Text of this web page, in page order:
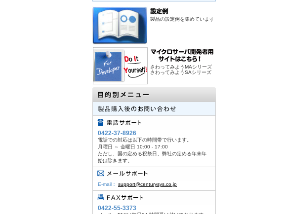
製品の設定例を集めています
さわってみようMAシリーズ
さわってみようSAシリーズ
0422-37-8926
電話での対応は以下の時間帯で行います。
月曜日 ～ 金曜日 10:00 - 17:00
ただし、国の定める祝祭日、弊社の定める年末年
始は除きます。
E-mail： support@centurysys.co.jp
0422-55-3373